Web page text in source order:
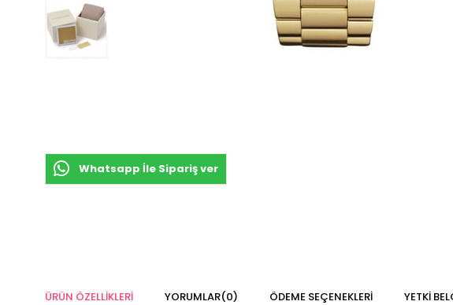
Whatsapp İle Sipariş ver
ÜRÜN ÖZELLIKLERI YORUMLAR(0) ÖDEME SEÇENEKLERI YETKİ